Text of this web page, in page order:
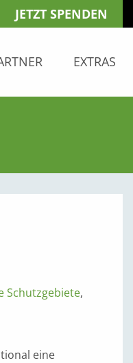
JETZT SPENDEN
EXTRAS
Schutzgebiete,
eine